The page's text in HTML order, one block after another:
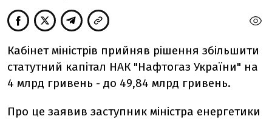
Кабінет міністрів прийняв рішення збільшити
статутний капітал НАК "Нафтогаз України" на
4 млрд гривень - до 49,84 млрд гривень.
Про це заявив заступник міністра енергетики